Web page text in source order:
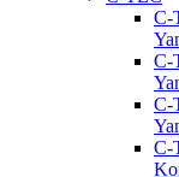
C-
C-
C-
C-